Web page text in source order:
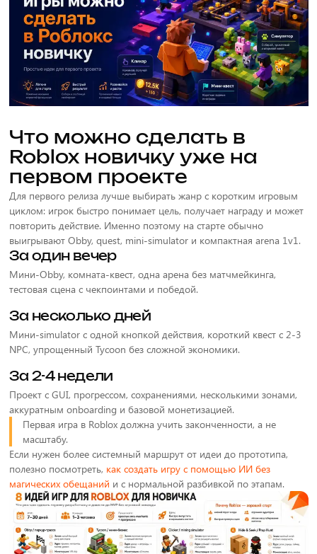
Что можно сделать в
Roblox новичку уже на
первом проекте
Для первого релиза лучше выбирать жанр с коротким игровым
циклом: игрок быстро понимает цель, получает награду и может
повторить действие. Именно поэтому на старте обычно
выигрывают Obby, quest, mini-simulator и компактная arena 1v1.
За один вечер
Мини-Obby, комната-квест, одна арена без матчмейкинга,
тестовая сцена с чекпоинтами и победой.
За несколько дней
Мини-simulator с одной кнопкой действия, короткий квест с 2-3
NPC, упрощенный Tycoon без сложной экономики.
За 2-4 недели
Проект с GUI, прогрессом, сохранениями, несколькими зонами,
аккуратным onboarding и базовой монетизацией.
Первая игра в Roblox должна учить законченности, а не
масштабу.
Если нужен более системный маршрут от идеи до прототипа,
полезно посмотреть, как создать игру с помощью ИИ без
магических обещаний и с нормальной разбивкой по этапам.